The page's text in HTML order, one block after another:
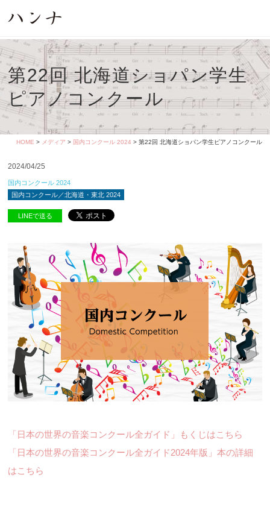
第22回 北海道ショパン学生
ピアノコンクール
HOME > メディア > 国内コンクール 2024 > 第22回 北海道ショパン学生ピアノコンクール
2024/04/25
国内コンクール 2024
国内コンクール／北海道・東北 2024
LINEで送る
「日本の世界の音楽コンクール全ガイド」もくじはこちら
「日本の世界の音楽コンクール全ガイド2024年版」本の詳細
はこちら